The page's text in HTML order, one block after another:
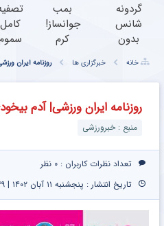
گردونه
شانس
بدون
PS5 تا
آیفون17
و بیت
کوین
بمب
جوانساز!
کرم
جلبک
اسپیرولینا50%تخفیف
کامل
این
گیاهی
و
خانه خبرگزاری ها روزنامه ایران
روزنامه ایران ورزشی| آدم
منبع : خبرورزشی
تعداد نظرات کاربران : ۰ نظر
تاریخ انتشار : پنجشنبه ۱۱ آبان ۱۴۰۲ | ۰:۴۹